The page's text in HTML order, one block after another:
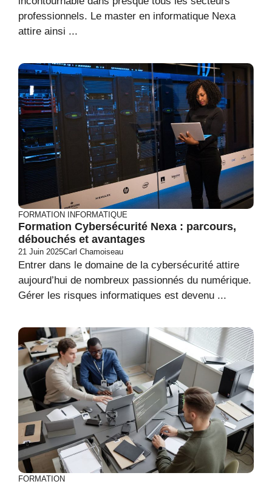
professionnels. Le master en informatique Nexa
attire ainsi ...
FORMATION INFORMATIQUE
Formation Cybersécurité Nexa : parcours,
débouchés et avantages
21 Juin 2025Carl Chamoiseau
Entrer dans le domaine de la cybersécurité attire
aujourd’hui de nombreux passionnés du numérique.
Gérer les risques informatiques est devenu ...
FORMATION